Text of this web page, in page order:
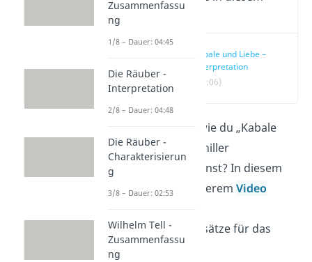
Video
Kabale und Liebe –
Interpretation
(02:06)
Du willst wissen, wie du „Kabale
und Liebe“ von Schiller
interpretieren kannst? In diesem
Beitrag und in unseremVideo
Interpretationsansätze für das
Drama.
Zusammenfassu
ng
1/8 – Dauer: 04:45
Die Räuber -
Interpretation
2/8 – Dauer: 04:48
Die Räuber -
Charakterisierun
g
3/8 – Dauer: 02:53
Wilhelm Tell -
Zusammenfassu
ng